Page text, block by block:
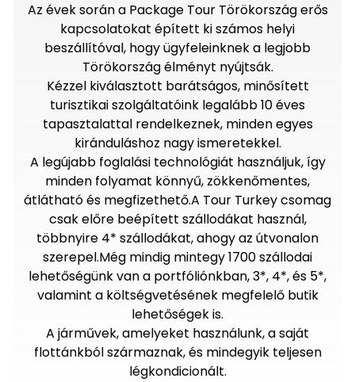
Az évek során a Package Tour Törökország erős
kapcsolatokat épített ki számos helyi
beszállítóval, hogy ügyfeleinknek a legjobb
Törökország élményt nyújtsák.
Kézzel kiválasztott barátságos, minősített
turisztikai szolgáltatóink legalább 10 éves
tapasztalattal rendelkeznek, minden egyes
kiránduláshoz nagy ismeretekkel.
A legújabb foglalási technológiát használjuk, így
minden folyamat könnyű, zökkenőmentes,
átlátható és megfizethető.A Tour Turkey csomag
csak előre beépített szállodákat használ,
többnyire 4* szállodákat, ahogy az útvonalon
szerepel.Még mindig mintegy 1700 szállodai
lehetőségünk van a portfóliónkban, 3*, 4*, és 5*,
valamint a költségvetésének megfelelő butik
lehetőségek is.
A járművek, amelyeket használunk, a saját
flottánkból származnak, és mindegyik teljesen
légkondicionált.